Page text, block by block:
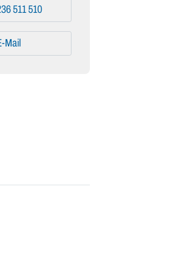
511 510
Mail